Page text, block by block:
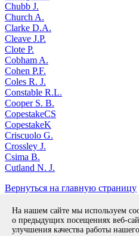
Chubb J.
Church A.
Clarke D.A.
Cleave J.P.
Clote P.
Cobham A.
Cohen P.F.
Coles R. J.
Constable R.L.
Cooper S. B.
CopestakeCS
CopestakeK
Criscuolo G.
Crossley J.
Csima B.
Cutland N. J.
Вернуться на главную страницу
Copyright © 1994-2026 ИСП
Солженицына, дом 25.
Разработка безопасного
На нашем сайте мы используем
о предыдущих посещениях веб-
улучшения качества работы